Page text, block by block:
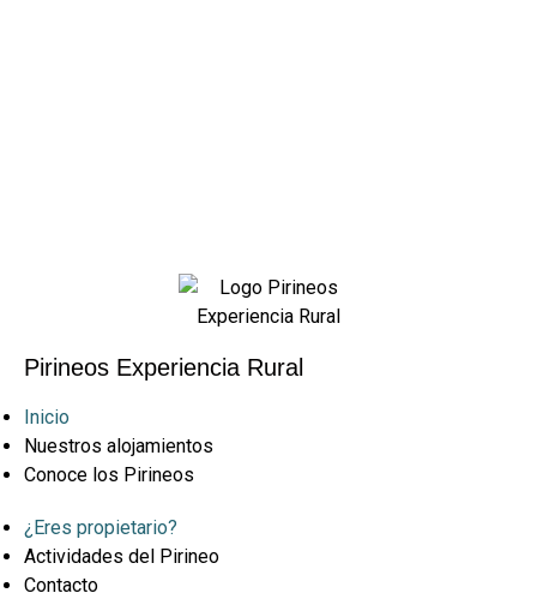
Pirineos Experiencia Rural
Inicio
Nuestros alojamientos
Conoce los Pirineos
¿Eres propietario?
Actividades del Pirineo
Contacto